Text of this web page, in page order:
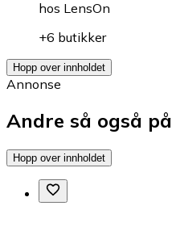
hos LensOn
+6 butikker
Hopp over innholdet
Annonse
Andre så også på
Hopp over innholdet